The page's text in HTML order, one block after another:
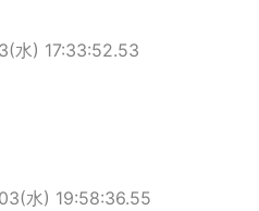
水) 17:33:52.53
水) 19:58:36.55